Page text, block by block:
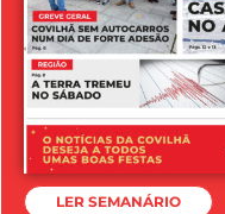
LER SEMANÁRIO